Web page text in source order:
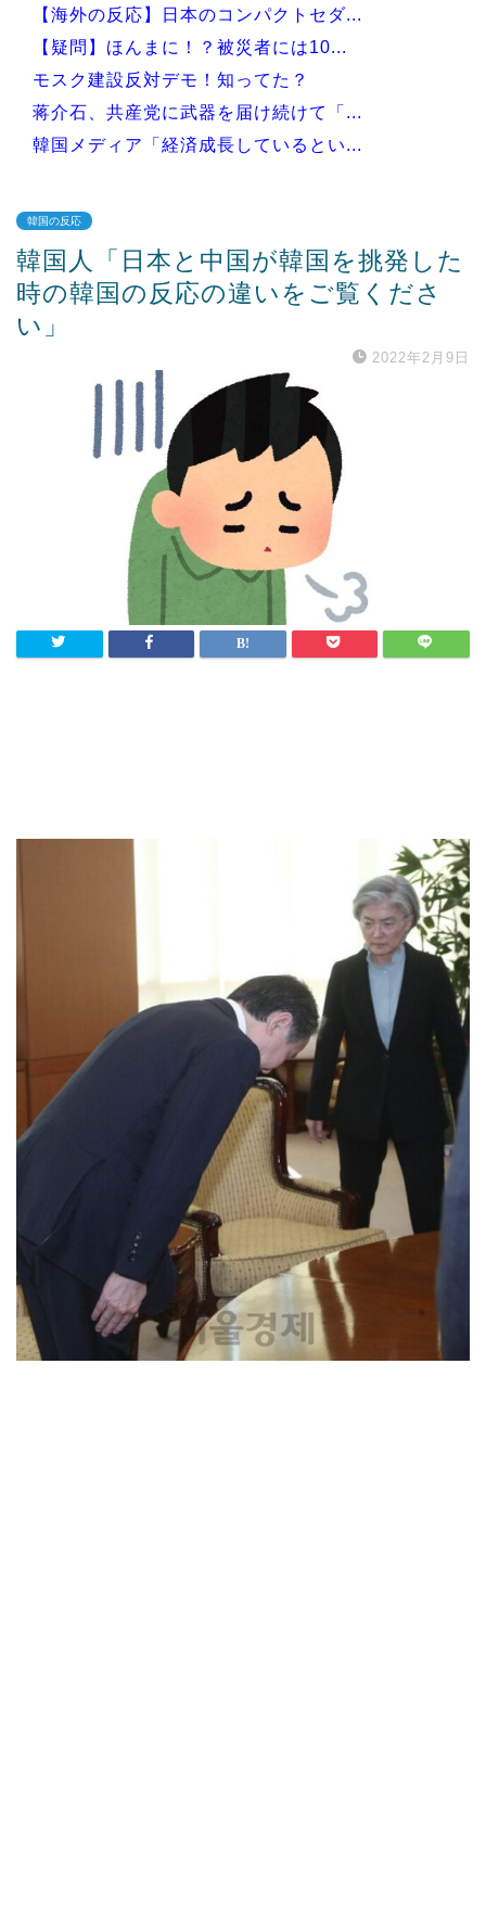
【海外の反応】日本のコンパクトセダ...
【疑問】ほんまに！？被災者には10...
モスク建設反対デモ！知ってた？
蒋介石、共産党に武器を届け続けて「...
韓国メディア「経済成長しているとい...
Powered by livedoor 相互RSS
韓国の反応
韓国人「日本と中国が韓国を挑発した
時の韓国の反応の違いをご覧くださ
い」
2022年2月9日